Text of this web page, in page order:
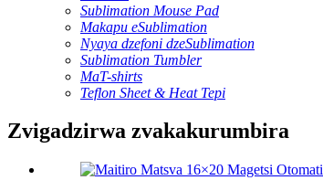
Sublimation Mouse Pad
Makapu eSublimation
Nyaya dzefoni dzeSublimation
Sublimation Tumbler
MaT-shirts
Teflon Sheet & Heat Tepi
Zvigadzirwa zvakakurumbira